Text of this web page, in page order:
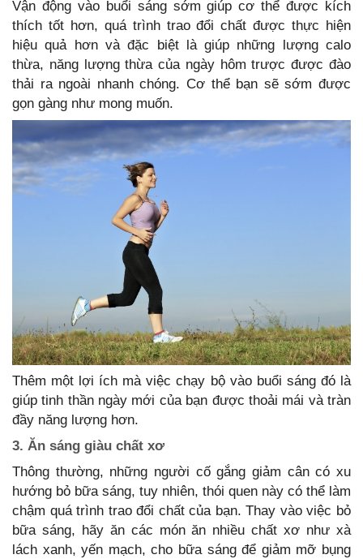
Vận động vào buổi sáng sớm giúp cơ thể được kích
thích tốt hơn, quá trình trao đổi chất được thực hiện
hiệu quả hơn và đặc biệt là giúp những lượng calo
thừa, năng lượng thừa của ngày hôm trược được đào
thải ra ngoài nhanh chóng. Cơ thể bạn sẽ sớm được
gọn gàng như mong muốn.
Thêm một lợi ích mà việc chạy bộ vào buổi sáng đó là
giúp tinh thần ngày mới của bạn được thoải mái và tràn
đầy năng lượng hơn.
3. Ăn sáng giàu chất xơ
Thông thường, những người cố gắng giảm cân có xu
hướng bỏ bữa sáng, tuy nhiên, thói quen này có thể làm
chậm quá trình trao đổi chất của bạn. Thay vào việc bỏ
bữa sáng, hãy ăn các món ăn nhiều chất xơ như xà
lách xanh, yến mạch, cho bữa sáng để giảm mỡ bụng